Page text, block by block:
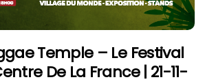
Temple – Le Festival
De La France | 21-11-